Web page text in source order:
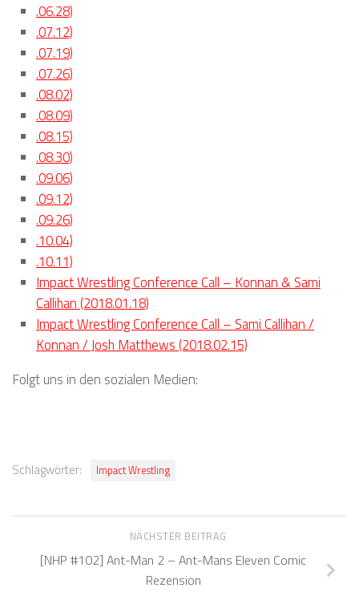
.06.28)
.07.12)
.07.19)
.07.26)
.08.02)
.08.09)
.08.15)
.08.30)
.09.06)
.09.12)
.09.26)
.10.04)
.10.11)
Impact Wrestling Conference Call – Konnan & Sami
Callihan (2018.01.18)
Impact Wrestling Conference Call – Sami Callihan /
Konnan / Josh Matthews (2018.02.15)
Folgt uns in den sozialen Medien:
Schlagwörter: Impact Wrestling
NÄCHSTER BEITRAG
[NHP #102] Ant-Man 2 – Ant-Mans Eleven Comic
Rezension